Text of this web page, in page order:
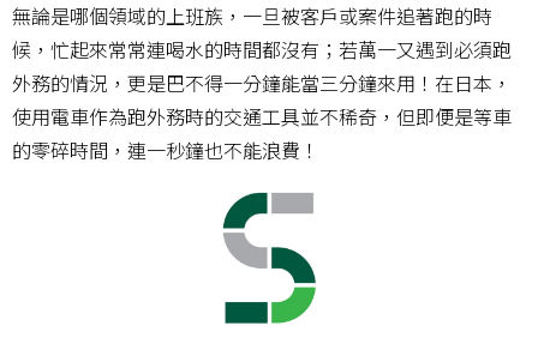
無論是哪個領域的上班族，一旦被客戶或案件追著跑的時
候，忙起來常常連喝水的時間都沒有；若萬一又遇到必須跑
外務的情況，更是巴不得一分鐘能當三分鐘來用！在日本，
使用電車作為跑外務時的交通工具並不稀奇，但即便是等車
的零碎時間，連一秒鐘也不能浪費！